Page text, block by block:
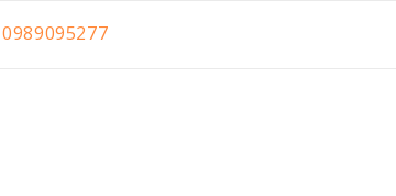
0989095277